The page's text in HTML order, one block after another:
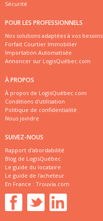
Sécurité
POUR LES PROFESSIONNELS
Nos solutions adaptées à vos besoins
Forfait Courtier Immobilier
Importation Automatisée
Annoncer sur LogisQuébec.com
À PROPOS
À propos de LogisQuébec.com
Conditions d'utilisation
Politique de confidentialité
Nous joindre
SUIVEZ-NOUS
Rapport d'abordabilité
Blog de LogisQuébec
Le guide du locataire
Le guide de l'acheteur
En France : Trouvia.com